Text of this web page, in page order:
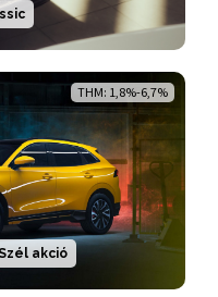
THM: 1,8%-6,7%
akció